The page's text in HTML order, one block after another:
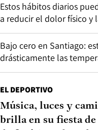
Estos hábitos diarios
a reducir el dolor físico y
Bajo cero en Santiago:
drásticamente las
EL DEPORTIVO
Música, luces y
brilla en su fiesta